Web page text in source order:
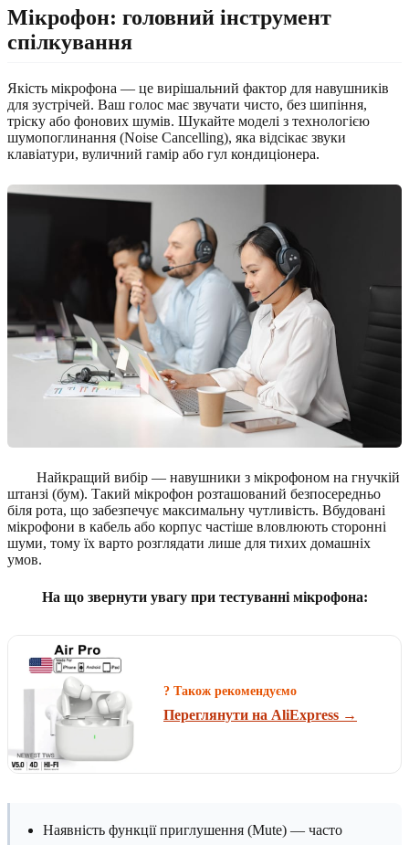
Мікрофон: головний інструмент
спілкування
Якість мікрофона — це вирішальний фактор для навушників
для зустрічей. Ваш голос має звучати чисто, без шипіння,
тріску або фонових шумів. Шукайте моделі з технологією
шумопоглинання (Noise Cancelling), яка відсікає звуки
клавіатури, вуличний гамір або гул кондиціонера.
Найкращий вибір — навушники з мікрофоном на гнучкій
штанзі (бум). Такий мікрофон розташований безпосередньо
біля рота, що забезпечує максимальну чутливість. Вбудовані
мікрофони в кабель або корпус частіше вловлюють сторонні
шуми, тому їх варто розглядати лише для тихих домашніх
умов.
На що звернути увагу при тестуванні мікрофона:
? Також рекомендуємо
Переглянути на AliExpress →
Наявність функції приглушення (Mute) — часто